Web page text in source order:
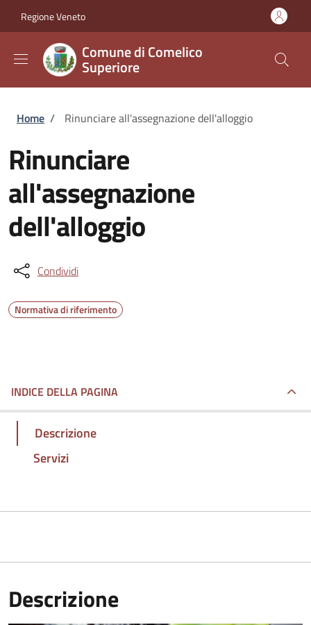
Regione Veneto
Comune di Comelico
Superiore
Briciole di pane
Home / Rinunciare all'assegnazione dell'alloggio
Rinunciare
all'assegnazione
dell'alloggio
Condividi
Normativa di riferimento
INDICE DELLA PAGINA
Descrizione
Servizi
Descrizione